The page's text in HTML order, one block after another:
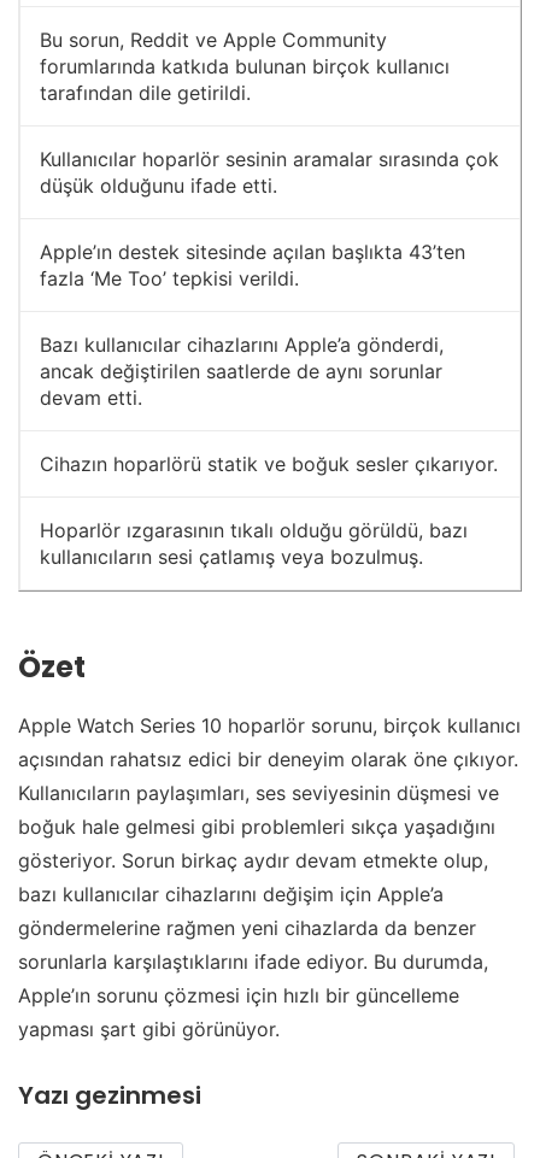
Bu sorun, Reddit ve Apple Community
forumlarında katkıda bulunan birçok kullanıcı
tarafından dile getirildi.
Kullanıcılar hoparlör sesinin aramalar sırasında çok
düşük olduğunu ifade etti.
Apple’ın destek sitesinde açılan başlıkta 43’ten
fazla ‘Me Too’ tepkisi verildi.
Bazı kullanıcılar cihazlarını Apple’a gönderdi,
ancak değiştirilen saatlerde de aynı sorunlar
devam etti.
Cihazın hoparlörü statik ve boğuk sesler çıkarıyor.
Hoparlör ızgarasının tıkalı olduğu görüldü, bazı
kullanıcıların sesi çatlamış veya bozulmuş.
Özet
Apple Watch Series 10 hoparlör sorunu, birçok kullanıcı
açısından rahatsız edici bir deneyim olarak öne çıkıyor.
Kullanıcıların paylaşımları, ses seviyesinin düşmesi ve
boğuk hale gelmesi gibi problemleri sıkça yaşadığını
gösteriyor. Sorun birkaç aydır devam etmekte olup,
bazı kullanıcılar cihazlarını değişim için Apple’a
göndermelerine rağmen yeni cihazlarda da benzer
sorunlarla karşılaştıklarını ifade ediyor. Bu durumda,
Apple’ın sorunu çözmesi için hızlı bir güncelleme
yapması şart gibi görünüyor.
Yazı gezinmesi